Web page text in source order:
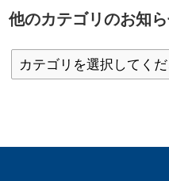
他のカテゴリのお知